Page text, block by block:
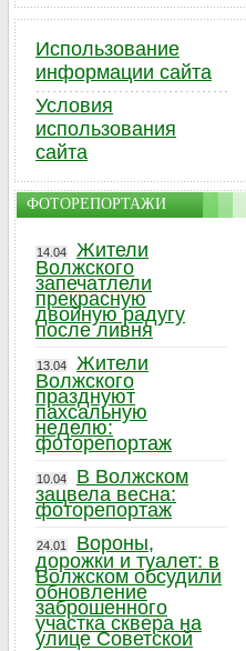
Использование
информации сайта
Условия
использования
сайта
ФОТОРЕПОРТАЖИ
14.04
Жители
Волжского
запечатлели
прекрасную
двойную радугу
после ливня
13.04
Жители
Волжского
празднуют
пахсальную
неделю:
фоторепортаж
10.04
В Волжском
зацвела весна:
фоторепортаж
24.01
Вороны,
дорожки и туалет: в
Волжском обсудили
обновление
заброшенного
участка сквера на
улице Советской